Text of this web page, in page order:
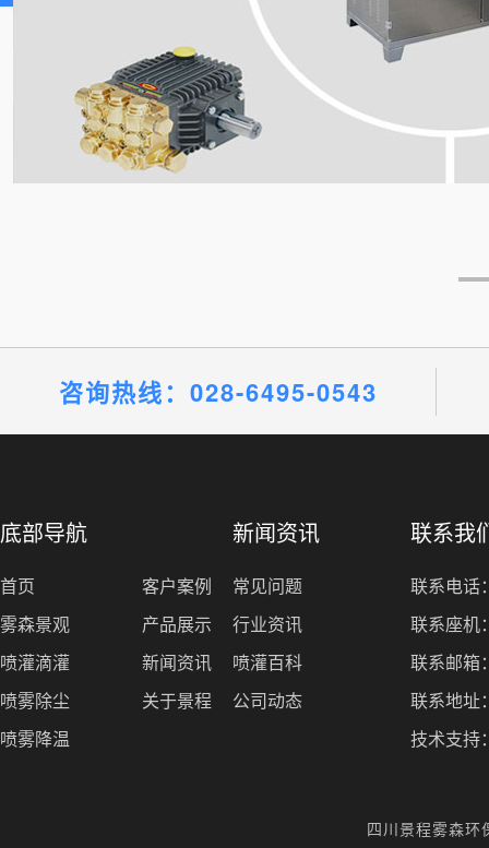
咨询热线：028-6495-0543
底部导航
首页
雾森景观
喷灌滴灌
喷雾除尘
喷雾降温
客户案例
产品展示
新闻资讯
关于景程
新闻资讯
常见问题
行业资讯
喷灌百科
公司动态
联系我
联系电话
联系座机
联系邮箱
联系地址
技术支持
四川景程雾森